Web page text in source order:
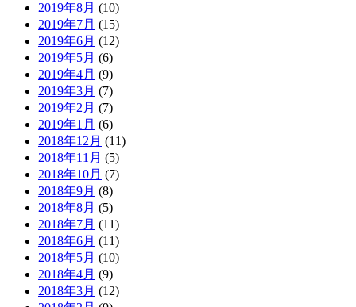
2019年8月 (10)
2019年7月 (15)
2019年6月 (12)
2019年5月 (6)
2019年4月 (9)
2019年3月 (7)
2019年2月 (7)
2019年1月 (6)
2018年12月 (11)
2018年11月 (5)
2018年10月 (7)
2018年9月 (8)
2018年8月 (5)
2018年7月 (11)
2018年6月 (11)
2018年5月 (10)
2018年4月 (9)
2018年3月 (12)